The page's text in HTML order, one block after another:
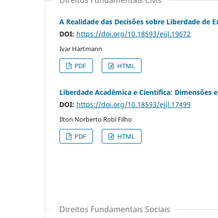
A Realidade das Decisões sobre Liberdade de
DOI: https://doi.org/10.18593/ejjl.19672
Ivar Hartmann
PDF
HTML
Liberdade Acadêmica e Científica: Dimensões
DOI: https://doi.org/10.18593/ejjl.17499
Ilton Norberto Robl Filho
PDF
HTML
Direitos Fundamentais Sociais